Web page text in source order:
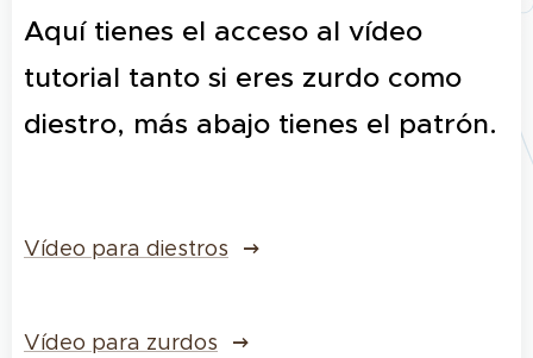
Aquí tienes el acceso al vídeo
tutorial tanto si eres zurdo como
diestro, más abajo tienes el patrón.
Vídeo para diestros
Vídeo para zurdos